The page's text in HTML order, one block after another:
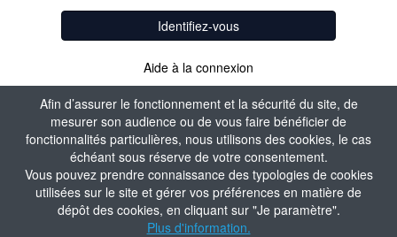
Afin d’assurer le fonctionnement et la sécurité du site, de
mesurer son audience ou de vous faire bénéficier de
fonctionnalités particulières, nous utilisons des cookies, le cas
échéant sous réserve de votre consentement.
Vous pouvez prendre connaissance des typologies de cookies
utilisées sur le site et gérer vos préférences en matière de
dépôt des cookies, en cliquant sur "Je paramètre".
Plus d'information.
Identifiez-vous
Aide à la connexion